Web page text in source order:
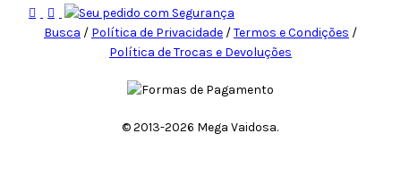
Busca / Política de Privacidade/Termos e Condições /
Política de Trocas e Devoluções
© 2013-2026 Mega Vaidosa.